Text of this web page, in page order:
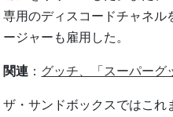
専用のディスコードチャネル
ージャーも雇用した。
関連 ： グッチ、「スーパーグ
ザ・サンドボックスではこれ